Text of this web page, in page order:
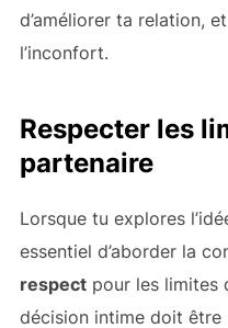
d’améliorer ta relation,
l’inconfort.
Respecter les
partenaire
Lorsque tu explores
essentiel d’aborder la
respectpour les limites
décision intime doit être